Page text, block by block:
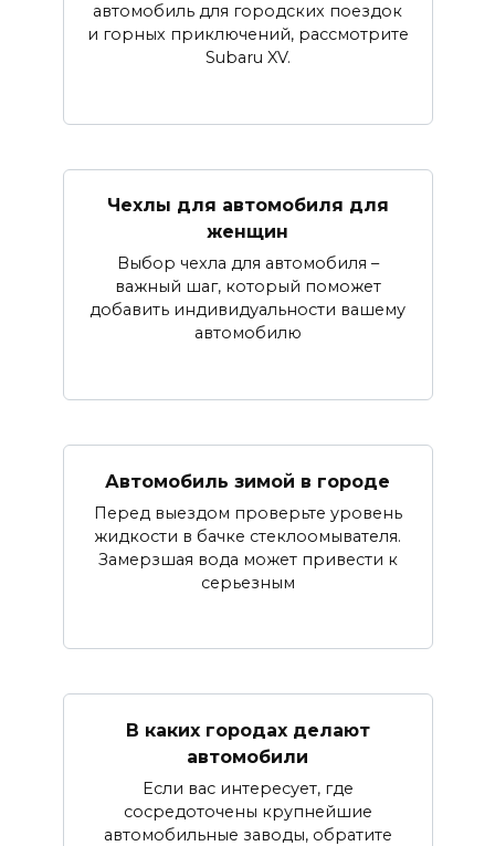
автомобиль для городских поездок
и горных приключений, рассмотрите
Subaru XV.
Чехлы для автомобиля для
женщин
Выбор чехла для автомобиля –
важный шаг, который поможет
добавить индивидуальности вашему
автомобилю
Автомобиль зимой в городе
Перед выездом проверьте уровень
жидкости в бачке стеклоомывателя.
Замерзшая вода может привести к
серьезным
В каких городах делают
автомобили
Если вас интересует, где
сосредоточены крупнейшие
автомобильные заводы, обратите